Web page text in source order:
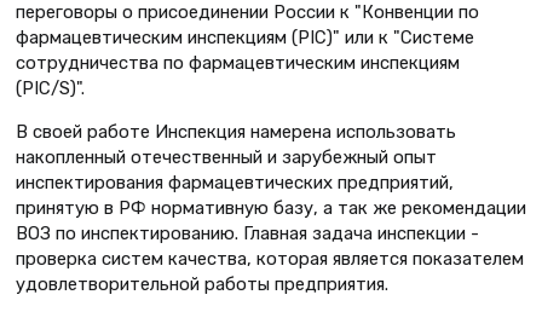
переговоры о присоединении России к "Конвенции по
фармацевтическим инспекциям (PIC)" или к "Системе
сотрудничества по фармацевтическим инспекциям
(PIC/S)".
В своей работе Инспекция намерена использовать
накопленный отечественный и зарубежный опыт
инспектирования фармацевтических предприятий,
принятую в РФ нормативную базу, а так же рекомендации
ВОЗ по инспектированию. Главная задача инспекции -
проверка систем качества, которая является показателем
удовлетворительной работы предприятия.